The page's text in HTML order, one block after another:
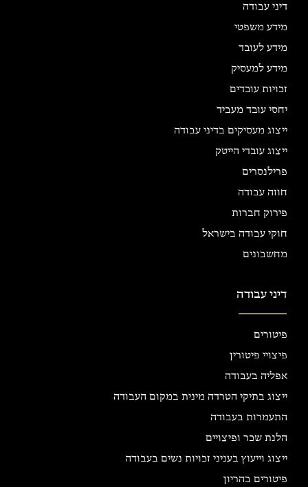
דיני עבודה
מידע משפטי
מידע לעובד
מידע למעסיק
זכויות עובדים
יחסי עובד מעביד
ייצוג מעסיקים בדיני עבודה
ייצוג עובדי הייטק
פרילנסרים
חוזה עבודה
פירוק חברות
חוקי עבודה בישראל
מחשבונים
דיני עבודה
פיטורים
פיצויי פיטורין
אפליה בעבודה
ייצוג בתיקי הטרדה מינית במקום העבודה
התעמרות בעבודה
הלנת שכר ופיצויים
ייצוג וייעוץ בעניני זכויות נשים בעבודה
פיטורים בהריון